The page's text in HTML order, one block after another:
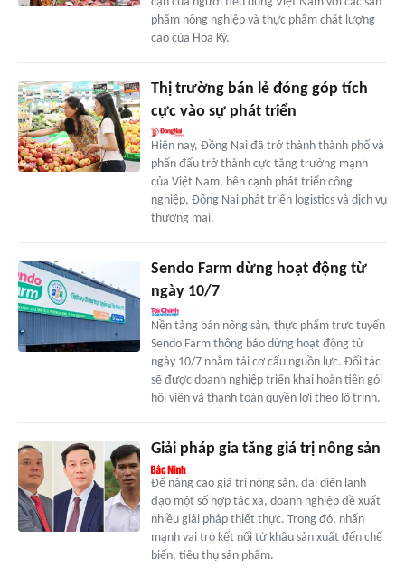
phẩm nông nghiệp và thực phẩm chất lượng
cao của Hoa Kỳ.
Thị trường bán lẻ đóng góp tích
cực vào sự phát triển
Hiện nay, Ðồng Nai đã trở thành thành phố và
phấn đấu trở thành cực tăng trưởng mạnh
của Việt Nam, bên cạnh phát triển công
nghiệp, Ðồng Nai phát triển logistics và dịch vụ
thương mại.
Sendo Farm dừng hoạt động từ
ngày 10/7
Nền tảng bán nông sản, thực phẩm trực tuyến
Sendo Farm thông báo dừng hoạt động từ
ngày 10/7 nhằm tái cơ cấu nguồn lực. Đối tác
sẽ được doanh nghiệp triển khai hoàn tiền gói
hội viên và thanh toán quyền lợi theo lộ trình.
Giải pháp gia tăng giá trị nông sản
Để nâng cao giá trị nông sản, đại diện lãnh
đạo một số hợp tác xã, doanh nghiệp đề xuất
nhiều giải pháp thiết thực. Trong đó, nhấn
mạnh vai trò kết nối từ khâu sản xuất đến chế
biến, tiêu thụ sản phẩm.